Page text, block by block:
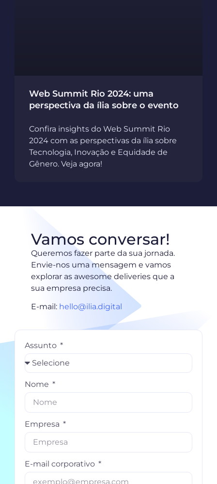
Web Summit Rio 2024: uma
perspectiva da ília sobre o evento
Confira insights do Web Summit Rio
2024 com as perspectivas da ília sobre
Tecnologia, Inovação e Equidade de
Gênero. Veja agora!
Assunto
Nome
Empresa
E-mail corporativo
Vamos conversar!
Queremos fazer parte da sua jornada.
Envie-nos uma mensagem e vamos
explorar as awesome deliveries que a
sua empresa precisa.
E-mail: hello@ilia.digital